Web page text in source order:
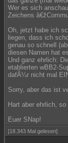
Wer es sich
Zeichens
Oh, jetzt habe ich
liegen, dass ich
genau so schnell
diesen Namen hat
Und ganz ehrlich:
etablierten wBB2-
dafÃ¼r nicht mal
Sorry, aber das ist
Hart aber ehrlich, so
Euer SNap!
[18.343 Mal gelesen]